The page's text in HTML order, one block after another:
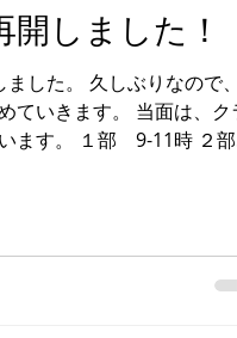
開しました！
した。 久しぶりなので
ていきます。 当面は、ク
います。 １部 9-11時 ２